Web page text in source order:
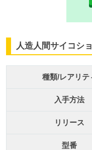
人造人間サイコシ
種類/レアリテ
入手方法
リリース
型番